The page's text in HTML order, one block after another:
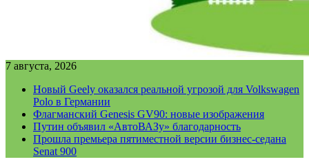
7 августа, 2026
Новый Geely оказался реальной угрозой для Volkswagen
Polo в Германии
Флагманский Genesis GV90: новые изображения
Путин объявил «АвтоВАЗу» благодарность
Прошла премьера пятиместной версии бизнес-седана
Senat 900